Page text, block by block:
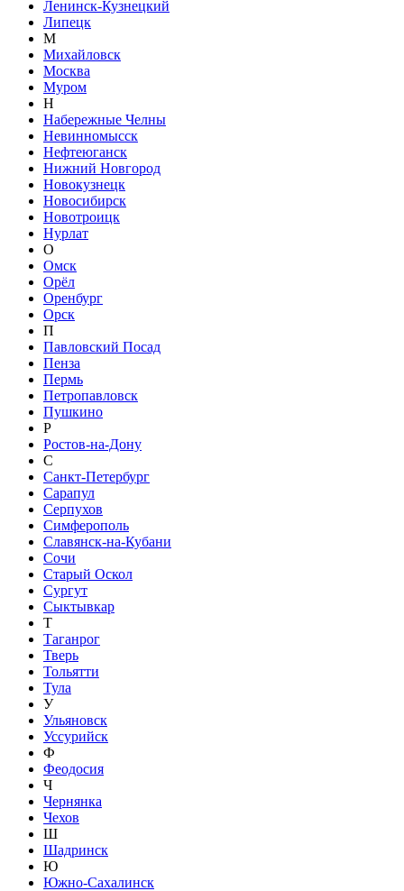
Ленинск-Кузнецкий
Липецк
М
Михайловск
Москва
Муром
Н
Набережные Челны
Невинномысск
Нефтеюганск
Нижний Новгород
Новокузнецк
Новосибирск
Новотроицк
Нурлат
О
Омск
Орёл
Оренбург
Орск
П
Павловский Посад
Пенза
Пермь
Петропавловск
Пушкино
Р
Ростов-на-Дону
С
Санкт-Петербург
Сарапул
Серпухов
Симферополь
Славянск-на-Кубани
Сочи
Старый Оскол
Сургут
Сыктывкар
Т
Таганрог
Тверь
Тольятти
Тула
У
Ульяновск
Уссурийск
Ф
Феодосия
Ч
Чернянка
Чехов
Ш
Шадринск
Ю
Южно-Сахалинск